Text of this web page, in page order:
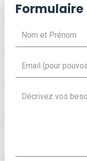
Formulaire